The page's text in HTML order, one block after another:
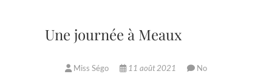
Une journée à Meaux
Miss Ségo 11 août 2021
No